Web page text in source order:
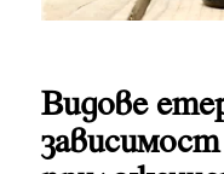
Видове